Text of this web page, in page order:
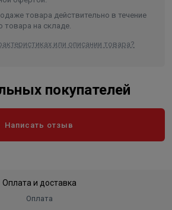
товара действительно в течение
товара на складе.
или описании товара?
покупателей
Написать отзыв
Оплата и доставка
Оплата